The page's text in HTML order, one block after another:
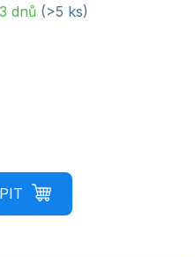
dnů (>5 ks)